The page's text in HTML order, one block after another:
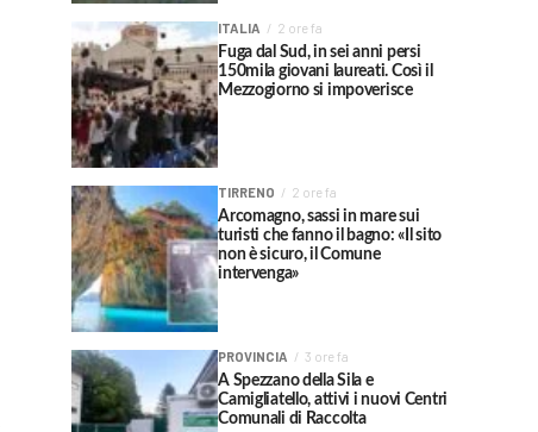
ITALIA 2 ore fa
Fuga dal Sud, in sei anni persi
150mila giovani laureati. Così il
Mezzogiorno si impoverisce
TIRRENO 2 ore fa
Arcomagno, sassi in mare sui
turisti che fanno il bagno: «Il sito
non è sicuro, il Comune
intervenga»
PROVINCIA 3 ore fa
A Spezzano della Sila e
Camigliatello, attivi i nuovi Centri
Comunali di Raccolta